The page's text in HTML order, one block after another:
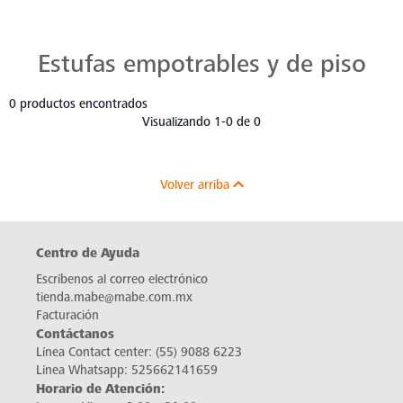
Estufas empotrables y de piso
0 productos encontrados
Visualizando 1-0 de 0
Volver arriba
Centro de Ayuda
Escríbenos al correo electrónico
tienda.mabe@mabe.com.mx
Facturación
Contáctanos
Línea Contact center: (55) 9088 6223
Línea Whatsapp: 525662141659
Horario de Atención: